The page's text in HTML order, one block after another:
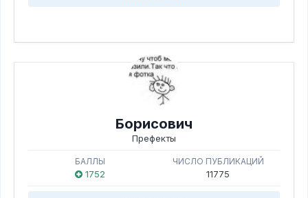
Борисович
Префекты
БАЛЛЫ
1752
ЧИСЛО ПУБЛИКАЦИЙ
11775